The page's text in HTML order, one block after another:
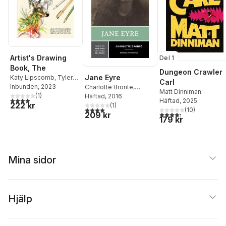
Artist's Drawing
Book, The
Katy Lipscomb, Tyler
Fisher
Inbunden, 2023
4,0utav 5 stjärnor. Totalt antal röster:
(1)
222 kr
Jane Eyre
Charlotte Brontë,
Deborah Lutz
Häftad, 2016
4,0utav 5 stjärnor. Totalt antal röster:
(1)
209 kr
Del 1
Dungeon Crawler
Carl
Matt Dinniman
Häftad, 2025
4,3utav 5 stjärnor.
(10)
179 kr
Mina sidor
Hjälp